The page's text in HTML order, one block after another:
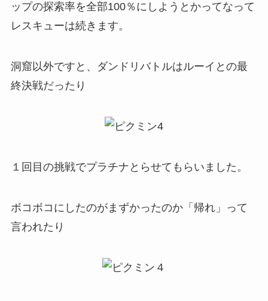
ップの探索率を全部100％にしようとかってなって
レスキューは続きます。
洞窟以外ですと、ダンドリバトルはルーイとの最
終決戦だったり
１回目の挑戦でプラチナとらせてもらいました。
ボコボコにしたのがまずかったのか「帰れ」って
言われたり